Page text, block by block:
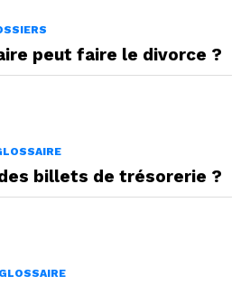
peut faire le divorce ?
billets de trésorerie ?
GLOSSAIRE